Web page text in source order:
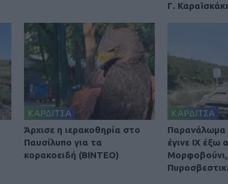
Γ.
ΚΑΡΔΙΤΣΑ
Άρχισε η ιερακοθηρία στο
Παυσίλυπο για τα
κορακοειδή (ΒΙΝΤΕΟ)
ΚΑΡΔΙΤΣΑ
Παρανάλωμα
έγινε ΙΧ έξω
Μορφοβούνι,